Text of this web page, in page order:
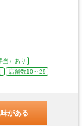
当）あり
店舗数10～29
がある